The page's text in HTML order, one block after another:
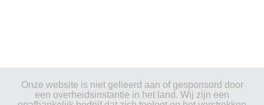
Onze website is niet gelieerd aan of gesponsord door
een overheidsinstantie in het land. Wij zijn een